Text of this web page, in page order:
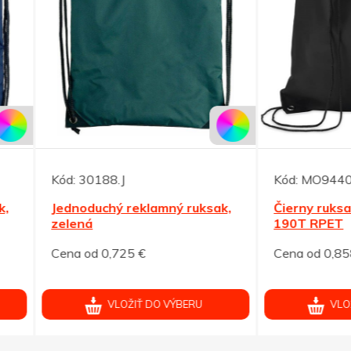
reklamný ruksak,
od 0,725 €
VLOŽIŤ DO VÝBERU
MO9440-03
Čierny ruksak so
Cena od 0,858 €
VLOŽIŤ DO VÝBERU